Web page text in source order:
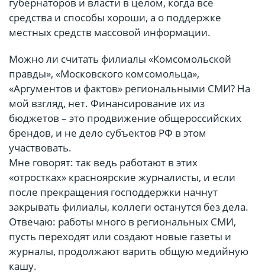
губернаторов и власти в целом, когда все
средства и способы хороши, а о поддержке
местных средств массовой информации.
Можно ли считать филиалы «Комсомольской
правды», «Московского комсомольца»,
«Аргументов и фактов» региональными СМИ? На
мой взгляд, нет. Финансирование их из
бюджетов – это продвижение общероссийских
брендов, и не дело субъектов РФ в этом
участвовать.
Мне говорят: так ведь работают в этих
«отростках» красноярские журналисты, и если
после прекращения господдержки начнут
закрывать филиалы, коллеги останутся без дела.
Отвечаю: работы много в региональных СМИ,
пусть переходят или создают новые газеты и
журналы, продолжают варить общую медийную
кашу.